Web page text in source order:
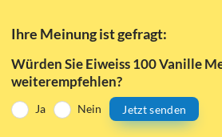
Ihre Meinung ist gefragt:
Würden Sie Eiweiss 100 Vanille
weiterempfehlen?
Ja Nein Jetzt senden